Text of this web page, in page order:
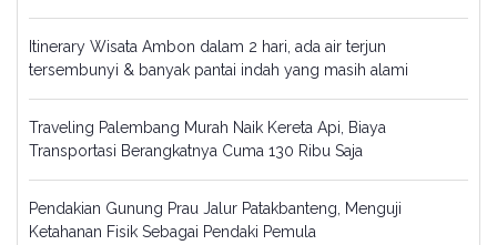
Itinerary Wisata Ambon dalam 2 hari, ada air terjun
tersembunyi & banyak pantai indah yang masih alami
Traveling Palembang Murah Naik Kereta Api, Biaya
Transportasi Berangkatnya Cuma 130 Ribu Saja
Pendakian Gunung Prau Jalur Patakbanteng, Menguji
Ketahanan Fisik Sebagai Pendaki Pemula